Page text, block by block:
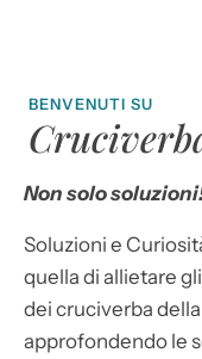
BENVENUTI SU
Non solo
Soluzioni e
quella di allietare
dei cruciverba
approfondendo le